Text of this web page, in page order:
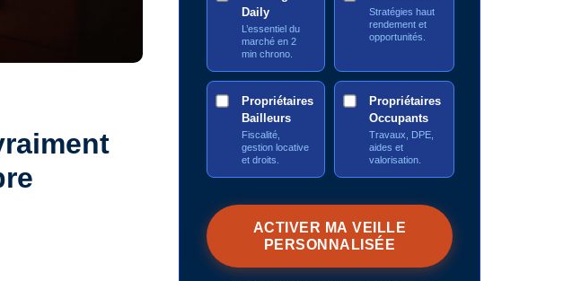
Daily
L’essentiel du
marché en 2
min chrono.
Stratégies haut
rendement et
opportunités.
Propriétaires
Bailleurs
Fiscalité,
gestion locative
et droits.
Propriétaires
Occupants
Travaux, DPE,
aides et
valorisation.